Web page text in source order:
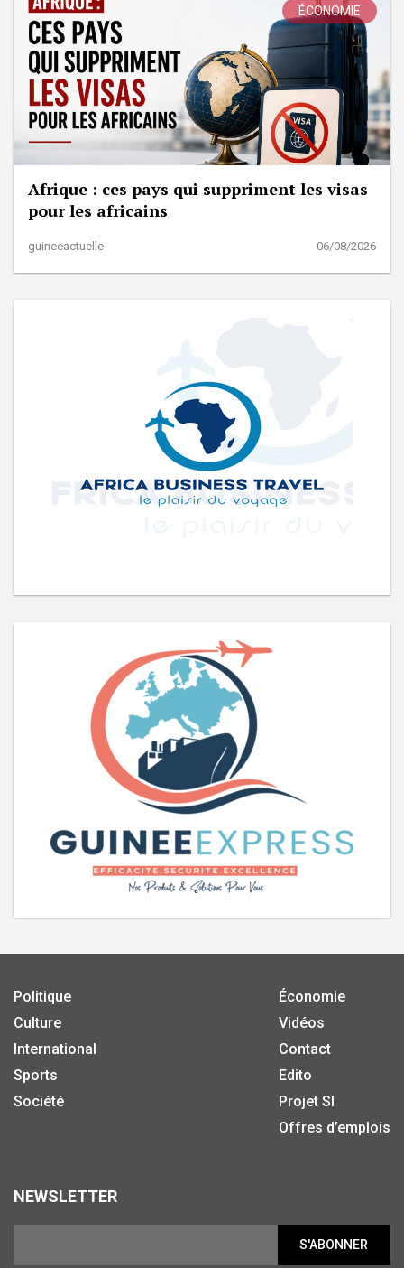
ÉCONOMIE
Afrique : ces pays qui suppriment les visas
pour les africains
guineeactuelle 06/08/2026
Politique
Culture
International
Sports
Société
Économie
Vidéos
Contact
Edito
Projet SI
Offres d’emplois
NEWSLETTER
S'ABONNER